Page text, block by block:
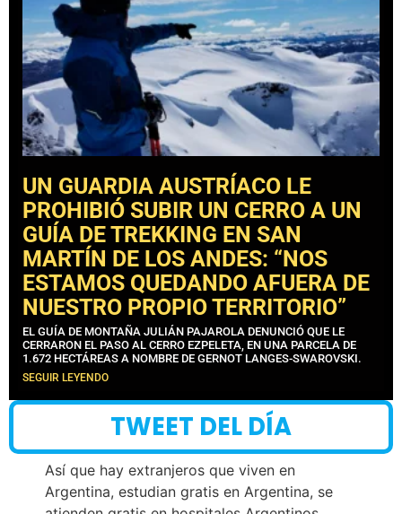
UN GUARDIA AUSTRÍACO LE
PROHIBIÓ SUBIR UN CERRO A UN
GUÍA DE TREKKING EN SAN
MARTÍN DE LOS ANDES: “NOS
ESTAMOS QUEDANDO AFUERA DE
NUESTRO PROPIO TERRITORIO”
EL GUÍA DE MONTAÑA JULIÁN PAJAROLA DENUNCIÓ QUE LE
CERRARON EL PASO AL CERRO EZPELETA, EN UNA PARCELA DE
1.672 HECTÁREAS A NOMBRE DE GERNOT LANGES-SWAROVSKI.
SEGUIR LEYENDO
TWEET DEL DÍA
Así que hay extranjeros que viven en
Argentina, estudian gratis en Argentina, se